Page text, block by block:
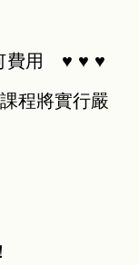
費用 ♥ ♥ ♥
程將實行嚴